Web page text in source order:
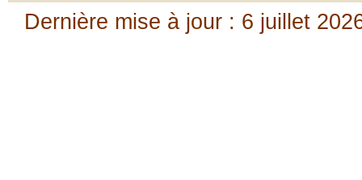
Dernière mise à jour : 6 juillet